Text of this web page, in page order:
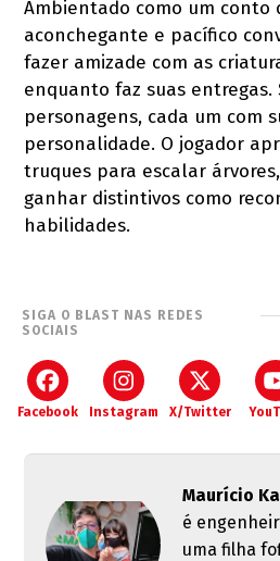
Ambientado como um conto
aconchegante e pacífico
fazer amizade com as
enquanto faz suas entregas.
personagens, cada um com
personalidade. O jogador
truques para escalar
ganhar distintivos como
habilidades.
SIGA O BLAST NAS REDES
SOCIAIS
Facebook Instagram X/Twitter
Maurício
é
uma filha